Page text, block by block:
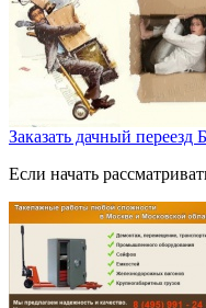
Заказать дачный переезд
Если начать